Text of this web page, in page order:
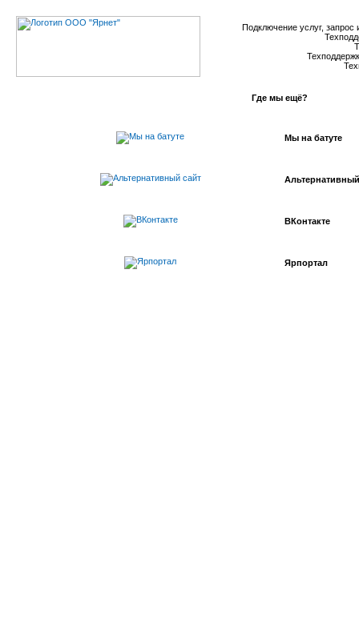
Подключение услуг,
Где мы ещё?
Мы на батуте
ВКонтакте
Ярпортал